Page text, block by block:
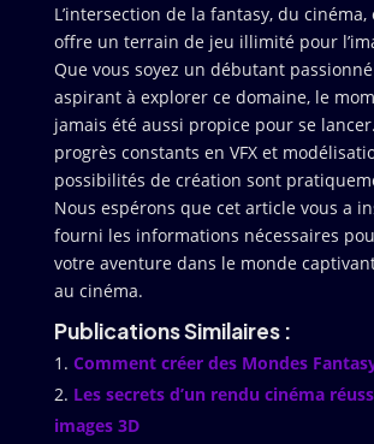
L’intersection de la fantasy, du cinéma,
offre un terrain de jeu illimité pour
Que vous soyez un débutant
aspirant à explorer ce domaine, le
jamais été aussi propice pour se
progrès constants en VFX et
possibilités de création sont
Nous espérons que cet article vous a
fourni les informations nécessaires
votre aventure dans le monde
au cinéma.
Publications Similaires :
Comment créer des Mondes
Les secrets d’un rendu cinéma
images 3D